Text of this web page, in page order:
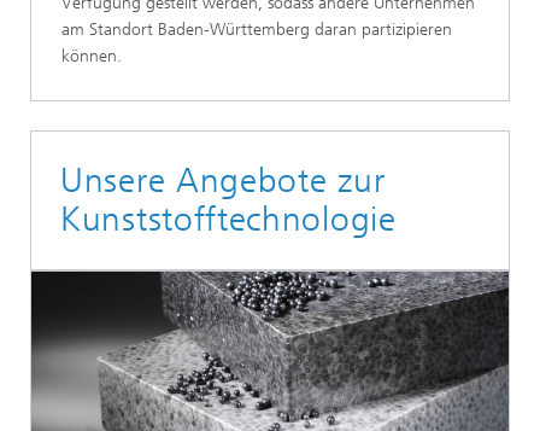
am Standort Baden-Württemberg daran partizipieren
können.
Unsere Angebote zur
Kunststofftechnologie